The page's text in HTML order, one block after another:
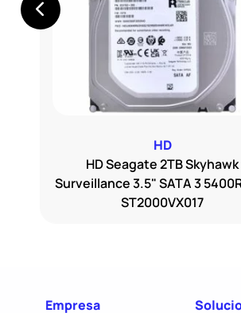
HD
HD Seagate 2TB Skyhawk
Surveillance 3.5" SATA 3
ST2000VX017
Empresa